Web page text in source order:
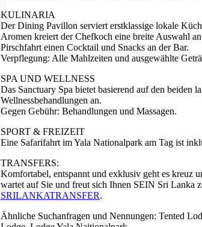
KULINARIA
Der Dining Pavillon serviert erstklassige lokale
Aromen kreiert der Chefkoch eine breite Auswahl
Pirschfahrt einen Cocktail und Snacks an der Bar.
Verpflegung: Alle Mahlzeiten und ausgewählte
SPA UND WELLNESS
Das Sanctuary Spa bietet basierend auf den beiden
Wellnessbehandlungen an.
Gegen Gebühr: Behandlungen und Massagen.
SPORT & FREIZEIT
Eine Safarifahrt im Yala Nationalpark am Tag ist
TRANSFERS:
Komfortabel, entspannt und exklusiv geht es kreuz
wartet auf Sie und freut sich Ihnen SEIN Sri Lanka
SRILANKATRANSFER.
Ähnliche Suchanfragen und Nennungen: Tented